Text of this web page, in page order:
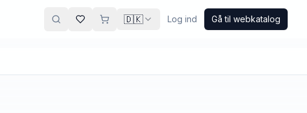
🇩🇰 Log ind Gå til webkatalog